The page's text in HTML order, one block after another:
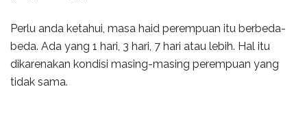
Perlu anda ketahui, masa haid perempuan itu berbeda-
beda. Ada yang 1 hari, 3 hari, 7 hari atau lebih. Hal itu
dikarenakan kondisi masing-masing perempuan yang
tidak sama.